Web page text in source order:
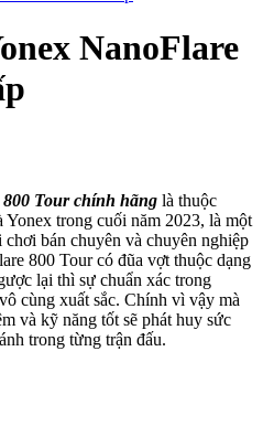
NanoFlare
Tour chính hãng là thuộc
Yonex trong cuối năm 2023, là một
bán chuyên và chuyên nghiệp
800 Tour có đũa vợt thuộc dạng
lại thì sự chuẩn xác trong
cùng xuất sắc. Chính vì vậy mà
và kỹ năng tốt sẽ phát huy sức
trong từng trận đấu.